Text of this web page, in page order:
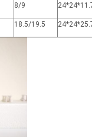
8/9
18.5/19.5